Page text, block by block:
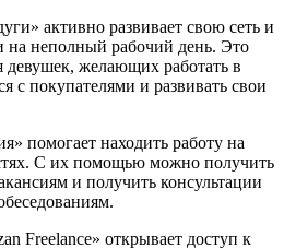
активно развивает свою сеть и
на неполный рабочий день. Это
девушек, желающих работать в
с покупателями и развивать свои
помогает находить работу на
С их помощью можно получить
и получить консультации
Freelance» открывает доступ к